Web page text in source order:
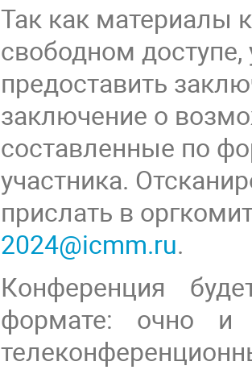
Так как материалы
свободном
предоставить
заключение о
составленные по
участника.
прислать в
2024@icmm.ru.
Конференция
формате: очно и